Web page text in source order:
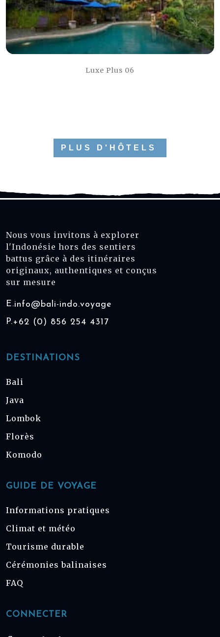
Luxe Plus 06
PLUS D'HÔTELS
Nous vous invitons à explorer
l'Indonésie hors des sentiers
battus grâce à des itinéraires
originaux, authentiques et conçus
sur mesure
E.info@bali-indo.voyage
P.+62 (0) 856 254 4317
DESTINATIONS
Bali
Java
Lombok
Florès
Komodo
GUIDE DE VOYAGE
Informations pratiques
Climat et météo
Tourisme durable
Cérémonies balinaises
FAQ
CONNECTER